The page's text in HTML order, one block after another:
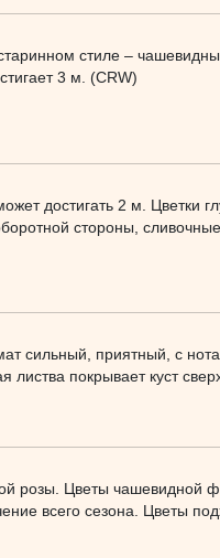
стиле –
3 м. (CRW)
достигать 2 м. Цветки
стороны,
сильный, приятный, с
покрывает куст
розы. Цветы чашевидной
всего сезона. Цветы